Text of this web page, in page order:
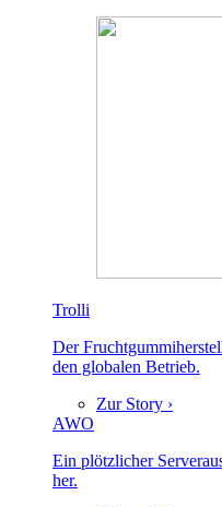
Trolli
Der
den globalen Betrieb.
Zur Story ›
AWO
Ein plötzlicher
her.